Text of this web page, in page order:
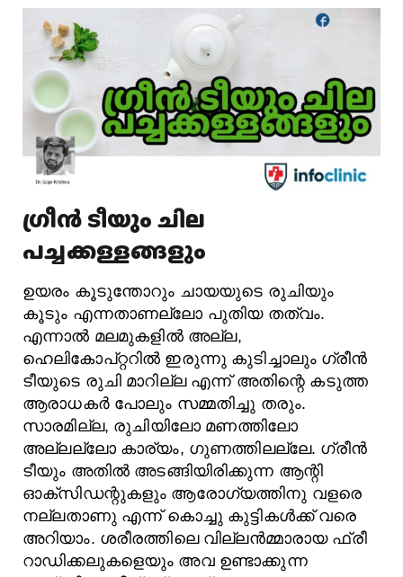
ഗ്രീൻ ടീയും ചില
പച്ചക്കള്ളങ്ങളും
ഉയരം കൂടുന്തോറും ചായയുടെ രുചിയും
കൂടും എന്നതാണല്ലോ പുതിയ തത്വം.
എന്നാൽ മലമുകളിൽ അല്ല,
ഹെലികോപ്റ്ററിൽ ഇരുന്നു കുടിച്ചാലും ഗ്രീൻ
ടീയുടെ രുചി മാറില്ല എന്ന് അതിന്റെ കടുത്ത
ആരാധകർ പോലും സമ്മതിച്ചു തരും.
സാരമില്ല, രുചിയിലോ മണത്തിലോ
അല്ലല്ലോ കാര്യം, ഗുണത്തിലല്ലേ. ഗ്രീൻ
ടീയും അതിൽ അടങ്ങിയിരിക്കുന്ന ആന്റി
ഓക്സിഡന്റുകളും ആരോഗ്യത്തിനു വളരെ
നല്ലതാണു എന്ന് കൊച്ചു കുട്ടികൾക്ക് വരെ
അറിയാം. ശരീരത്തിലെ വില്ലൻമ്മാരായ ഫ്രീ
റാഡിക്കലുകളെയും അവ ഉണ്ടാക്കുന്ന